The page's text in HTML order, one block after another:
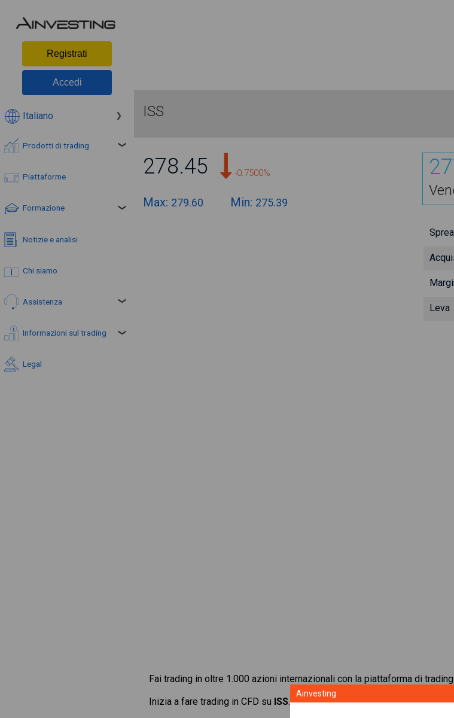
Registrati
Accedi
Italiano
Prodotti di trading
Piattaforme
Formazione
Notizie e analisi
Chi siamo
Assistenza
Informazioni sul trading
Legal
ISS
278.45 -0.7500%
Max: 279.60 Min: 275.39
Leva
Fai trading in oltre 1.000 azioni internazionali con la piattaforma di
Inizia a fare trading in CFD su ISS. Ottieni quotazioni in tempo reale e
Ainvesting